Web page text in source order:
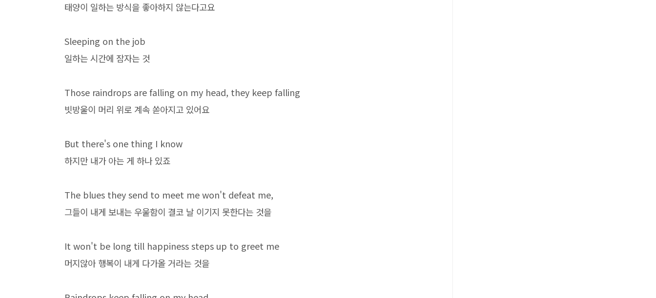
태양이 일하는 방식을 좋아하지 않는다고요
Sleeping on the job
일하는 시간에 잠자는 것
Those raindrops are falling on my head, they keep falling
빗방울이 머리 위로 계속 쏟아지고 있어요
But there's one thing I know
하지만 내가 아는 게 하나 있죠
The blues they send to meet me won't defeat me,
그들이 내게 보내는 우울함이 결코 날 이기지 못한다는 것을
It won't be long till happiness steps up to greet me
머지않아 행복이 내게 다가올 거라는 것을